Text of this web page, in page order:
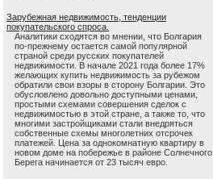
Зарубежная недвижимость, тенденции
покупательского спроса.
Аналитики сходятся во мнении, что Болгария
по-прежнему остается самой популярной
страной среди русских покупателей
недвижимости. В начале 2021 года более 17%
желающих купить недвижимость за рубежом
обратили свои взоры в сторону Болгарии. Это
обусловлено довольно доступными ценами,
простыми схемами совершения сделок с
недвижимостью в этой стране, а также то, что
многими застройщиками стали внедряться
собственные схемы многолетних отсрочек
платежей. Цена за однокомнатную квартиру в
новом доме на побережье в районе Солнечного
Берега начинается от 23 тысяч евро.